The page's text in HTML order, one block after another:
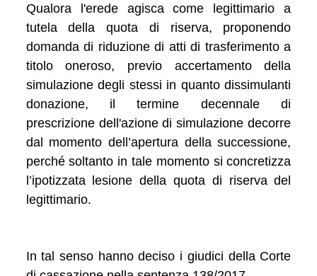
Qualora l'erede agisca come legittimario a
tutela della quota di riserva, proponendo
domanda di riduzione di atti di trasferimento a
titolo oneroso, previo accertamento della
simulazione degli stessi in quanto dissimulanti
donazione, il termine decennale di
prescrizione dell'azione di simulazione decorre
dal momento dell’apertura della successione,
perché soltanto in tale momento si concretizza
l’ipotizzata lesione della quota di riserva del
legittimario.
In tal senso hanno deciso i giudici della Corte